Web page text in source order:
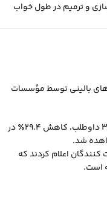
و ترمیم در طول خواب
بالینی توسط مؤسسات
: در یک مطالعه بالینی با حضور 30 داوطلب، کاهش 29.4٪ در
98٪ از شرکت‌ کنندگان اعلام کردند که